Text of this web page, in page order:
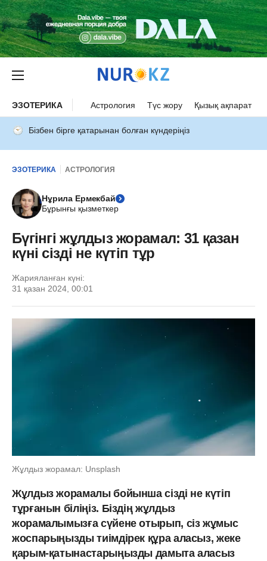
ЭЗОТЕРИКА Астрология Түс жору Қызық ақпарат
Бізбен бірге қатарынан болған күндеріңіз
ЭЗОТЕРИКА АСТРОЛОГИЯ
Нұрила Ермекбай
Бұрынғы қызметкер
Бүгінгі жұлдыз жорамал: 31 қазан
күні сізді не күтіп тұр
Жарияланған күні:
31 қазан 2024, 00:01
Жұлдыз жорамал: Unsplash
Жұлдыз жорамалы бойынша сізді не күтіп
тұрғанын біліңіз. Біздің жұлдыз
жорамалымызға сүйене отырып, сіз жұмыс
жоспарыңызды тиімдірек құра аласыз, жеке
қарым-қатынастарыңызды дамыта аласыз